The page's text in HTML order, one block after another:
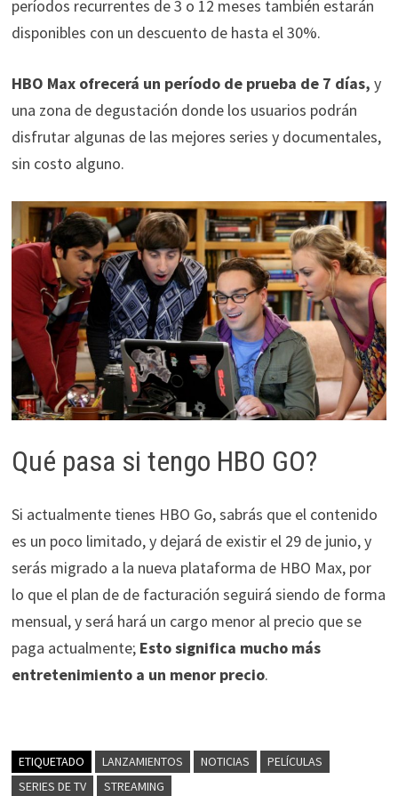
períodos recurrentes de 3 o 12 meses también estarán
disponibles con un descuento de hasta el 30%.
HBO Max ofrecerá un período de prueba de 7 días, y
una zona de degustación donde los usuarios podrán
disfrutar algunas de las mejores series y documentales,
sin costo alguno.
Qué pasa si tengo HBO GO?
Si actualmente tienes HBO Go, sabrás que el contenido
es un poco limitado, y dejará de existir el 29 de junio, y
serás migrado a la nueva plataforma de HBO Max, por
lo que el plan de de facturación seguirá siendo de forma
mensual, y será hará un cargo menor al precio que se
paga actualmente; Esto significa mucho más
entretenimiento a un menor precio.
ETIQUETADO LANZAMIENTOS NOTICIAS
PELÍCULAS
SERIES DE TV
STREAMING